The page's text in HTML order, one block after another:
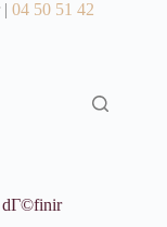
|04 50 51 42
dГ©finir